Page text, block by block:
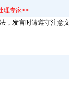
理专家>>